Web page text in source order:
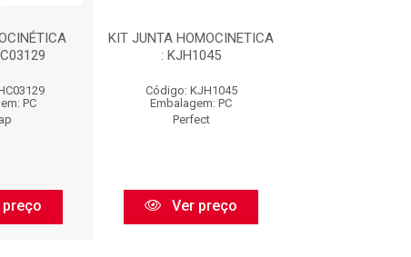
PC
preço
KIT JUNTA HOMOCINETICA
: KJH1045
Código: KJH1045
Embalagem: PC
Perfect
Ver preço